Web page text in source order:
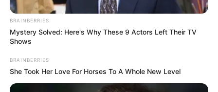
BRAINBERRIES
Mystery Solved: Here's Why These 9 Actors Left Their TV
Shows
BRAINBERRIES
She Took Her Love For Horses To A Whole New Level